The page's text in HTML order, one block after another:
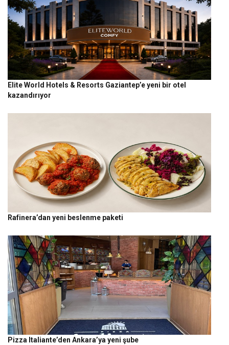
Elite World Hotels & Resorts Gaziantep’e yeni bir otel
kazandırıyor
Rafinera’dan yeni beslenme paketi
Pizza Italiante’den Ankara’ya yeni şube